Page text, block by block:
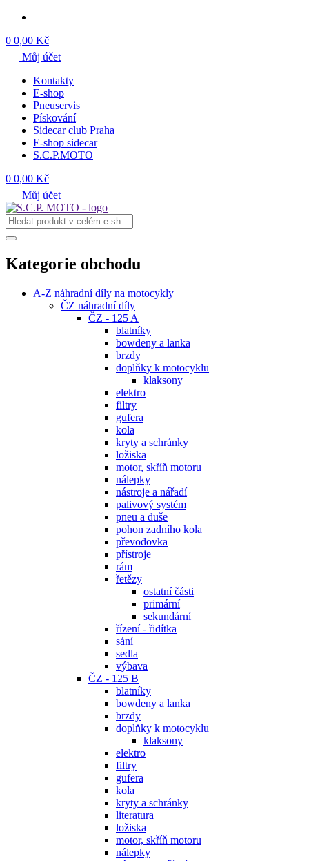
0 0,00 Kč
Můj účet
Kontakty
E-shop
Pneuservis
Pískování
Sidecar club Praha
E-shop sidecar
S.C.P.MOTO
0 0,00 Kč
Můj účet
Kategorie obchodu
A-Z náhradní díly na motocykly
ČZ náhradní díly
ČZ - 125 A
blatníky
bowdeny a lanka
brzdy
doplňky k motocyklu
klaksony
elektro
filtry
gufera
kola
kryty a schránky
ložiska
motor, skříň motoru
nálepky
nástroje a nářadí
palivový systém
pneu a duše
pohon zadního kola
převodovka
přístroje
rám
řetězy
ostatní části
primární
sekundární
řízení - řidítka
sání
sedla
výbava
ČZ - 125 B
blatníky
bowdeny a lanka
brzdy
doplňky k motocyklu
klaksony
elektro
filtry
gufera
kola
kryty a schránky
literatura
ložiska
motor, skříň motoru
nálepky